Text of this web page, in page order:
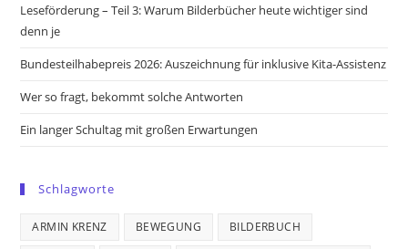
Leseförderung – Teil 3: Warum Bilderbücher heute wichtiger sind
denn je
Bundesteilhabepreis 2026: Auszeichnung für inklusive Kita-Assistenz
Wer so fragt, bekommt solche Antworten
Ein langer Schultag mit großen Erwartungen
Schlagworte
ARMIN KRENZ BEWEGUNG BILDERBUCH